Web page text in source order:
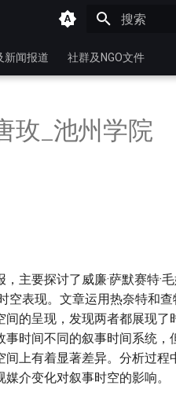
新闻报道 社群及NGO文件
玫_池州学院
主要探讨了威廉·萨默赛特·
空表现。文章运用热奈特和
的呈现，发现两者都展现了
时间不同的叙事时间系统，
上有着显著差异。分析过程
介变化对叙事时空的影响。